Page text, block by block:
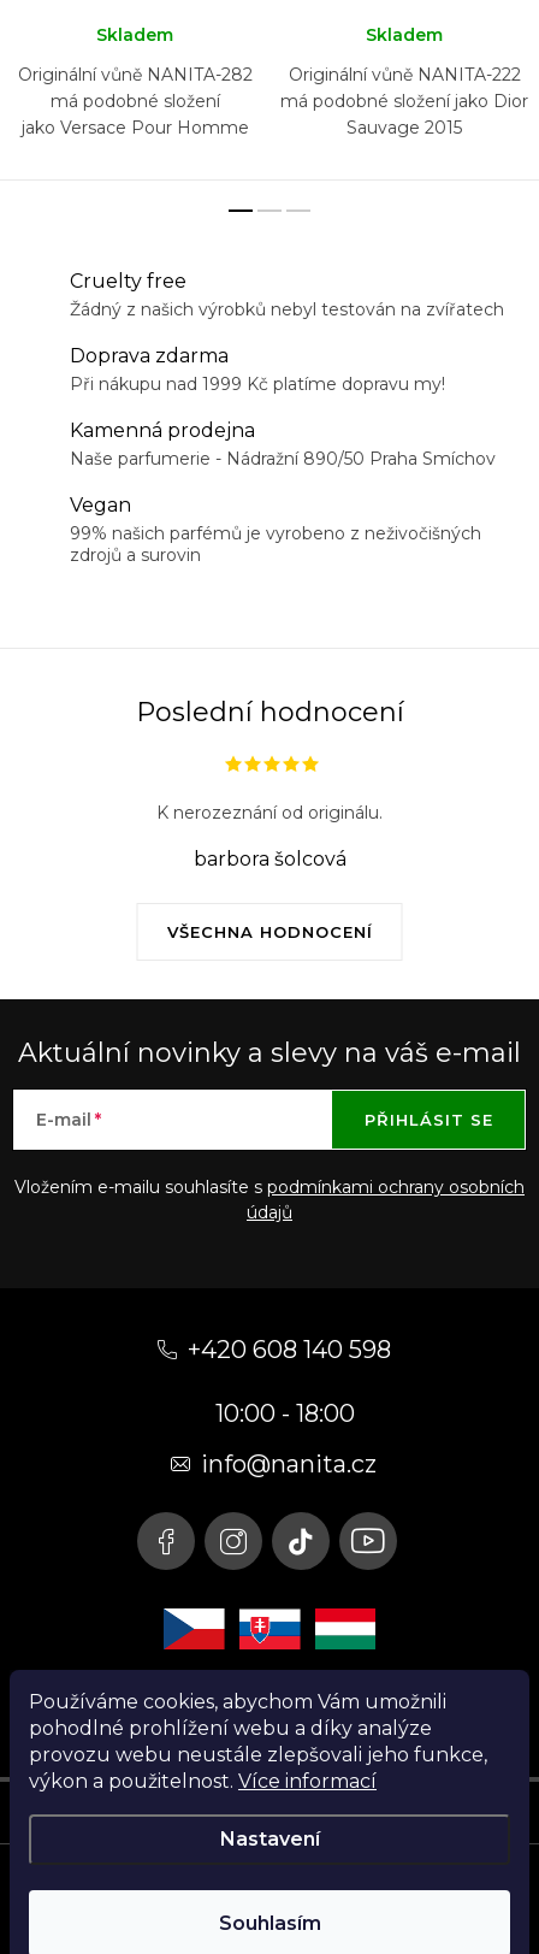
Používáme cookies, abychom Vám umožnili
pohodlné prohlížení webu a díky analýze
provozu webu neustále zlepšovali jeho funkce,
výkon a použitelnost. Více informací
Nastavení
Souhlasím
Skladem
Originální vůně NANITA-282
má podobné složení
jako Versace Pour Homme
Skladem
Originální vůně NANITA-222
má podobné složení jako Dior
Sauvage 2015
Cruelty free
Žádný z našich výrobků nebyl testován na zvířatech
Doprava zdarma
Při nákupu nad 1999 Kč platíme dopravu my!
Kamenná prodejna
Naše parfumerie - Nádražní 890/50 Praha Smíchov
Vegan
99% našich parfémů je vyrobeno z neživočišných
zdrojů a surovin
Poslední hodnocení
VŠECHNA HODNOCENÍ
K nerozeznání od originálu.
barbora šolcová
Aktuální novinky a slevy na váš e-mail
E-mail
Vložením e-mailu souhlasíte s podmínkami ochrany osobních
údajů
PŘIHLÁSIT SE
+420 608 140 598
10:00 - 18:00
info@nanita.cz
Instagram
Copyright 2026Nanita.cz. Všechna práva vyhrazena.